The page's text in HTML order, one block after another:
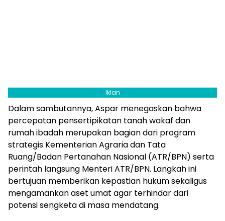
Iklan
Dalam sambutannya, Aspar menegaskan bahwa
percepatan pensertipikatan tanah wakaf dan
rumah ibadah merupakan bagian dari program
strategis Kementerian Agraria dan Tata
Ruang/Badan Pertanahan Nasional (ATR/BPN) serta
perintah langsung Menteri ATR/BPN. Langkah ini
bertujuan memberikan kepastian hukum sekaligus
mengamankan aset umat agar terhindar dari
potensi sengketa di masa mendatang.